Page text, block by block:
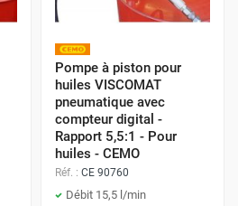
Pompe à piston pour
huiles VISCOMAT
pneumatique avec
compteur digital -
Rapport 5,5:1 - Pour
huiles - CEMO
Réf. : CE 90760
Débit 15,5 l/min